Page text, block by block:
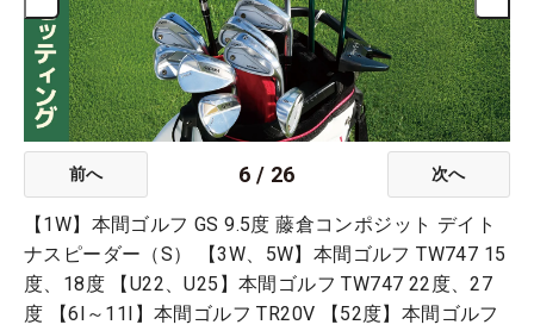
前へ 6 / 26 次へ
【1W】本間ゴルフ GS 9.5度 藤倉コンポジット デイト
ナスピーダー（S） 【3W、5W】本間ゴルフ TW747 15
度、18度 【U22、U25】本間ゴルフ TW747 22度、27
度 【6I～11I】本間ゴルフ TR20V 【52度】本間ゴルフ